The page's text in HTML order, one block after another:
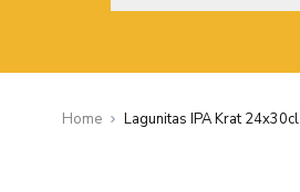
Home Lagunitas IPA Krat 24x30cl